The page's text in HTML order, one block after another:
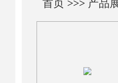
首页 >>> 产品